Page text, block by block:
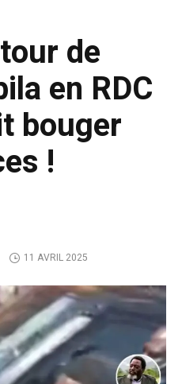
de
en RDC
bouger
!
11 AVRIL 2025